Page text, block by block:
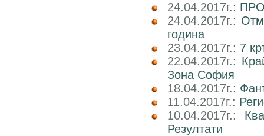
24.04.2017г.:
24.04.2017г.:
година
23.04.2017г.: 7
22.04.2017г.:
Зона София
18.04.2017г.:
11.04.2017г.:
10.04.2017г.:
Резултати